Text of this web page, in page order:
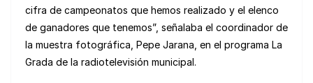
cifra de campeonatos que hemos realizado y el elenco
de ganadores que tenemos”, señalaba el coordinador de
la muestra fotográfica, Pepe Jarana, en el programa La
Grada de la radiotelevisión municipal.